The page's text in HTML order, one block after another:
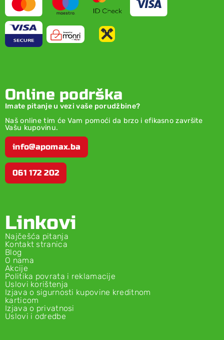
Online podrška
Imate pitanje u vezi vaše porudžbine?
Naš online tim će Vam pomoći da brzo i efikasno završite
Vašu kupovinu.
info@apomax.ba
061 172 202
Linkovi
Najčešća pitanja
Kontakt stranica
Blog
O nama
Akcije
Politika povrata i reklamacije
Uslovi korištenja
Izjava o sigurnosti kupovine kreditnom
karticom
Izjava o privatnosi
Uslovi i odredbe